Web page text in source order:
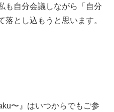
も自分会議しながら「自分
とし込もうと思います。
〜』はいつからでもご参